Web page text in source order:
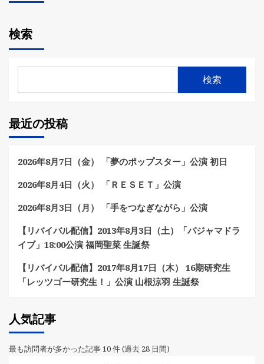
検索
検索
最近の投稿
2026年8月7日（金） 「夢のポップスター」公演 初日
2026年8月4日（火） 「ＲＥＳＥＴ」公演
2026年8月3日（月） 「手をつなぎながら」公演
【リバイバル配信】2013年8月3日（土）「パジャマドラ
イブ」18:00公演 福岡聖菜 生誕祭
【リバイバル配信】2017年8月17日（木） 16期研究生
「レッツゴー研究生！」公演 山根涼羽 生誕祭
人気記事
最も訪問者が多かった記事 10 件 (過去 28 日間)